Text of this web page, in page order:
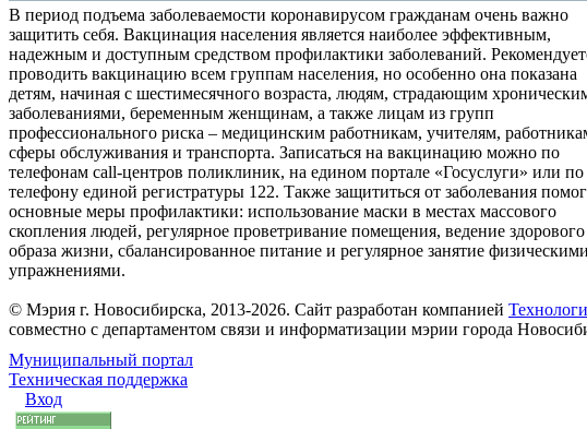
В период подъема заболеваемости коронавирусом гражданам очень важно
защитить себя. Вакцинация населения является наиболее эффективным,
надежным и доступным средством профилактики заболеваний.
проводить вакцинацию всем группам населения, но особенно она показана
детям, начиная с шестимесячного возраста, людям, страдающим
заболеваниями, беременным женщинам, а также лицам из групп
профессионального риска – медицинским работникам, учителям,
сферы обслуживания и транспорта. Записаться на вакцинацию можно по
телефонам call-центров поликлиник, на едином портале «Госуслуги» или по
телефону единой регистратуры 122. Также защититься от заболевания
основные меры профилактики: использование маски в местах массового
скопления людей, регулярное проветривание помещения, ведение здорового
образа жизни, сбалансированное питание и регулярное занятие физическими
упражнениями.
© Мэрия г. Новосибирска, 2013-2026. Сайт разработан компанией
совместно с департаментом связи и информатизации мэрии города
Муниципальный портал
Техническая поддержка
Вход